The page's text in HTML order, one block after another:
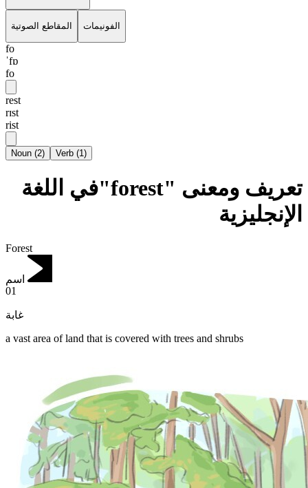
المقاطع الصوتية الفونيمات
fo
ˈfɒ
fo
rest
rɪst
rist
Noun (2) Verb (1)
تعريف ومعنى "forest"في اللغة
الإنجليزية
Forest
اسم
01
غابة
a vast area of land that is covered with trees and shrubs